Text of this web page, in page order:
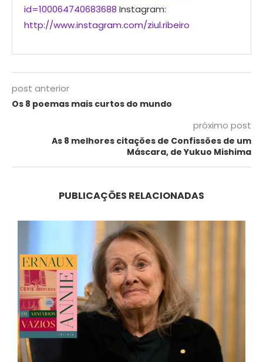
id=100064740683688 Instagram:
http://www.instagram.com/ziul.ribeiro
post anterior
Os 8 poemas mais curtos do mundo
próximo post
As 8 melhores citações de Confissões de um
Máscara, de Yukuo Mishima
PUBLICAÇÕES RELACIONADAS